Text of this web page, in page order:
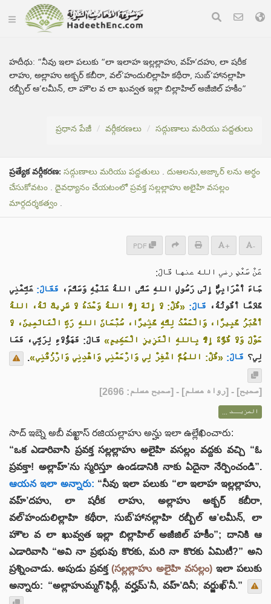
హదీథు: “నీవు ఇలా పలుకు “లా ఇలాహ ఇల్లల్లాహు, వహ్’దహు, లా షరీక
లాహు, అల్లాహు అక్బర్ కబీరా, వల్’హందులిల్లాహి కథీరా, సుబ్’హానల్లాహి
రబ్బీల్ ఆ’లమీన్, లా హౌల వ లా ఖువ్వత ఇల్లా బిల్లాహిల్ అజీజిల్ హకీం”
ప్రధాన పేజీ వర్గీకరణలు సద్గుణాలు మరియు పద్దతులు
ప్రత్యేక వర్గీకరణ: సద్గుణాలు మరియు పద్దతులు . దుఆలను,అజ్కార్ లను అర్ధం
చేసుకోవటం . దైవధ్యానం చేయటంలో ప్రవక్త సల్లల్లాహు అలైహి వసల్లం
మార్గదర్శకత్వం .
PDF + -
عَنْ سَعْدٍ رضي الله عنها قَالَ:
جَاءَ أَعْرَابِيٌّ إِلَى رَسُولِ اللهِ صَلَّى اللهُ عَلَيْهِ وَسَلَّمَ، فَقَالَ: عَلِّمْنِي
كَلَامًا أَقُولُهُ، قَالَ: «قُلْ: لَا إِلَهَ إِلَّا اللهُ وَحْدَهُ لَا شَرِيكَ لَهُ، اللهُ
أَكْبَرُ كَبِيرًا، وَالْحَمْدُ لِلَّهِ كَثِيرًا، سُبْحَانَ اللهِ رَبِّ الْعَالَمِينَ، لَا
حَوْلَ وَلَا قُوَّةَ إِلَّا بِاللهِ الْعَزِيزِ الْحَكِيمِ» قَالَ: فَهَؤُلَاءِ لِرَبِّي، فَمَا
لِي؟ قَالَ: «قُلْ: اللهُمَّ اغْفِرْ لِي وَارْحَمْنِي وَاهْدِنِي وَارْزُقْنِي».
[صحيح] - [رواه مسلم] - [صحيح مسلم: 2696]
المزيــد ...
సాద్ ఇబ్నె అబీ వఖ్ఖాస్ రజియల్లాహు అన్హు ఇలా ఉల్లేఖించారు:
“ఒక ఎడారివాసి ప్రవక్త సల్లల్లాహు అలైహి వసల్లం వద్దకు వచ్చి “ఓ
ప్రవక్తా! అల్లాహ్’ను స్మరిస్తూ ఉండడానికి నాకు ఏదైనా నేర్పించండి”.
ఆయన ఇలా అన్నారు: “నీవు ఇలా పలుకు “లా ఇలాహ ఇల్లల్లాహు,
వహ్’దహు, లా షరీక లాహు, అల్లాహు అక్బర్ కబీరా,
వల్’హందులిల్లాహి కథీరా, సుబ్’హానల్లాహి రబ్బీల్ ఆ’లమీన్, లా
హౌల వ లా ఖువ్వత ఇల్లా బిల్లాహిల్ అజీజిల్ హకీం”; దానికి ఆ
ఎడారివాసి “అవి నా ప్రభువు కొరకు, మరి నా కొరకు ఏమిటీ?” అని
ప్రశ్నించాడు. అపుడు ప్రవక్త(సల్లల్లాహు అలైహి వసల్లం)ఇలా పలుకు
అన్నారు: “అల్లాహుమ్మగ్’ఫిర్లీ, వర్హమ్’నీ, వహ్’దినీ; వర్జుఖ్’నీ.”